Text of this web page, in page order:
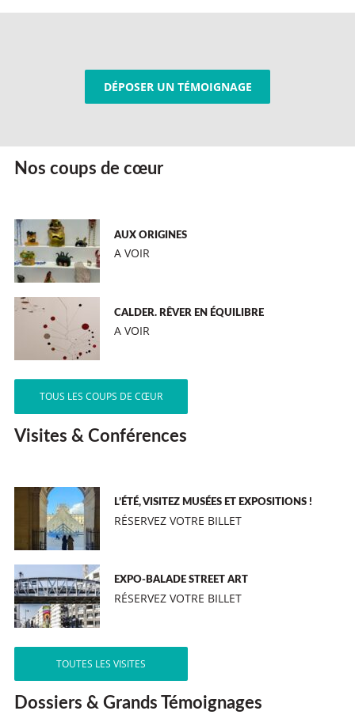
DÉPOSER UN TÉMOIGNAGE
Nos coups de cœur
AUX ORIGINES
A VOIR
CALDER. RÊVER EN ÉQUILIBRE
A VOIR
TOUS LES COUPS DE CŒUR
Visites & Conférences
L’ÉTÉ, VISITEZ MUSÉES ET EXPOSITIONS !
RÉSERVEZ VOTRE BILLET
EXPO-BALADE STREET ART
RÉSERVEZ VOTRE BILLET
TOUTES LES VISITES
Dossiers & Grands Témoignages